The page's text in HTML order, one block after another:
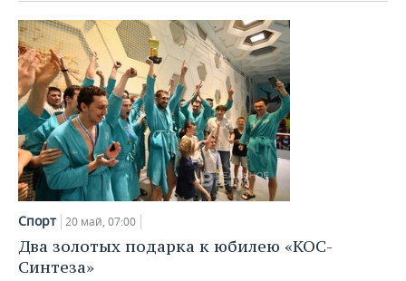
Спорт 20 май, 07:00
Два золотых подарка к юбилею «КОС-
Синтеза»